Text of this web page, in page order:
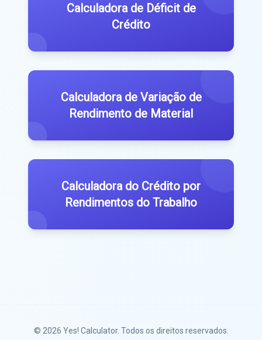
Calculadora de Déficit de
Crédito
Calculadora de Variação de
Rendimento de Material
Calculadora do Crédito por
Rendimentos do Trabalho
© 2026 Yes! Calculator. Todos os direitos reservados.